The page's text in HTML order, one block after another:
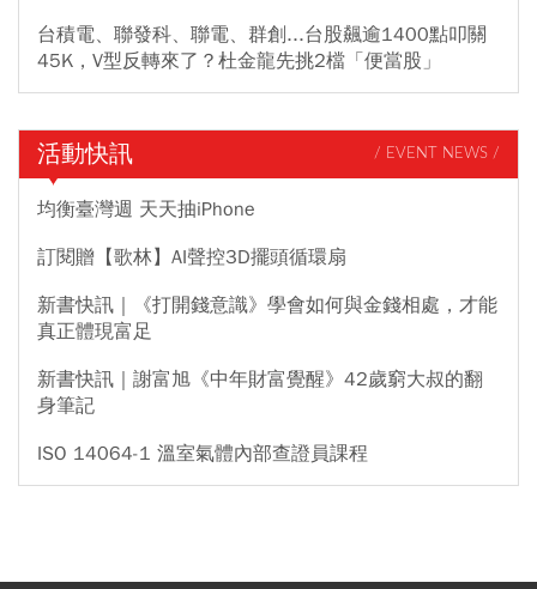
台積電、聯發科、聯電、群創...台股飆逾1400點叩關
45K，V型反轉來了？杜金龍先挑2檔「便當股」
活動快訊 / EVENT NEWS /
均衡臺灣週 天天抽iPhone
訂閱贈【歌林】AI聲控3D擺頭循環扇
新書快訊｜《打開錢意識》學會如何與金錢相處，才能
真正體現富足
新書快訊｜謝富旭《中年財富覺醒》42歲窮大叔的翻
身筆記
ISO 14064-1 溫室氣體內部查證員課程